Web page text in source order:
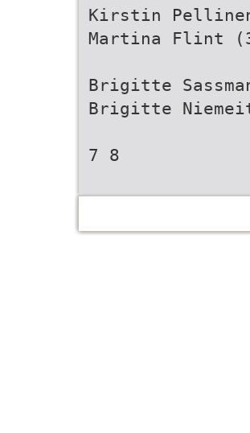
Kirstin
Martina Flint
Brigitte
Brigitte
7 8